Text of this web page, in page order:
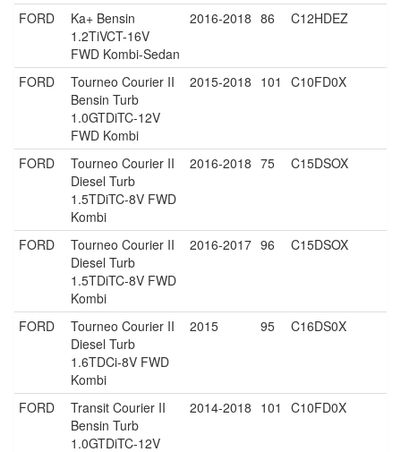
FORD
Ka+ Bensin
1.2TiVCT-16V
FWD Kombi-Sedan
2016-2018 86 C12HDEZ
FORD
Tourneo Courier II
Bensin Turb
1.0GTDiTC-12V
FWD Kombi
2015-2018 101 C10FD0X
FORD
Tourneo Courier II
Diesel Turb
1.5TDiTC-8V FWD
Kombi
2016-2018 75 C15DSOX
FORD
Tourneo Courier II
Diesel Turb
1.5TDiTC-8V FWD
Kombi
2016-2017 96 C15DSOX
FORD
Tourneo Courier II
Diesel Turb
1.6TDCi-8V FWD
Kombi
2015 95 C16DS0X
FORD
Transit Courier II
Bensin Turb
1.0GTDiTC-12V
2014-2018 101 C10FD0X